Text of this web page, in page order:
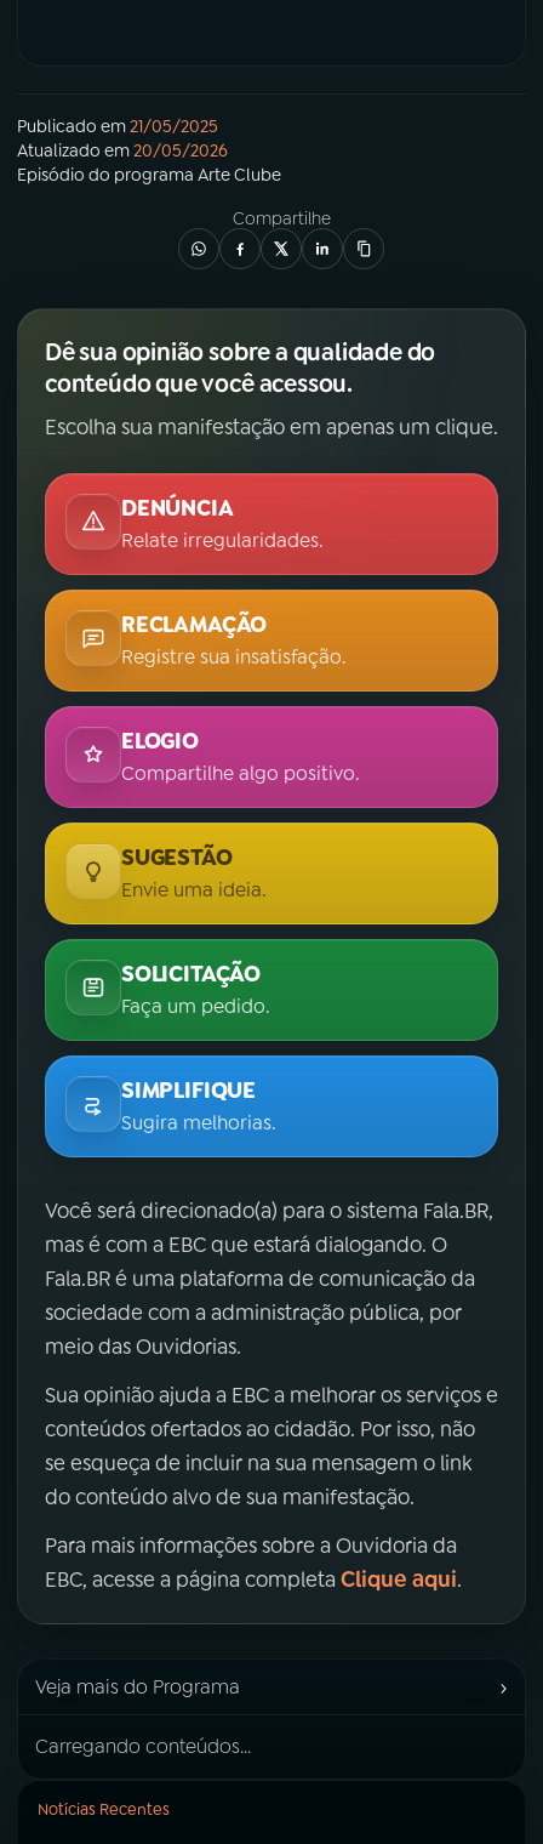
Publicado em21/05/2025
Atualizado em20/05/2026
Episódio do programa Arte Clube
Compartilhe
Dê sua opinião sobre a qualidade do
conteúdo que você acessou.
Escolha sua manifestação em apenas um clique.
DENÚNCIA
Relate irregularidades.
RECLAMAÇÃO
Registre sua insatisfação.
ELOGIO
Compartilhe algo positivo.
SUGESTÃO
Envie uma ideia.
SOLICITAÇÃO
Faça um pedido.
SIMPLIFIQUE
Sugira melhorias.
Você será direcionado(a) para o sistema Fala.BR,
mas é com a EBC que estará dialogando. O
Fala.BR é uma plataforma de comunicação da
sociedade com a administração pública, por
meio das Ouvidorias.
Sua opinião ajuda a EBC a melhorar os serviços e
conteúdos ofertados ao cidadão. Por isso, não
se esqueça de incluir na sua mensagem o link
do conteúdo alvo de sua manifestação.
Para mais informações sobre a Ouvidoria da
EBC, acesse a página completa Clique aqui.
Veja mais do Programa ›
Carregando conteúdos...
Notícias Recentes